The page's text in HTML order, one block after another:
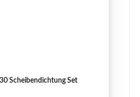
Scheibendichtung Set